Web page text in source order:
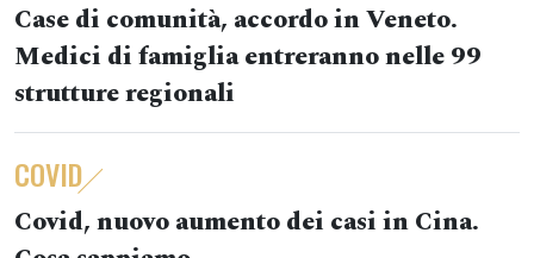
Case di comunità, accordo in Veneto.
Medici di famiglia entreranno nelle 99
strutture regionali
COVID
Covid, nuovo aumento dei casi in Cina.